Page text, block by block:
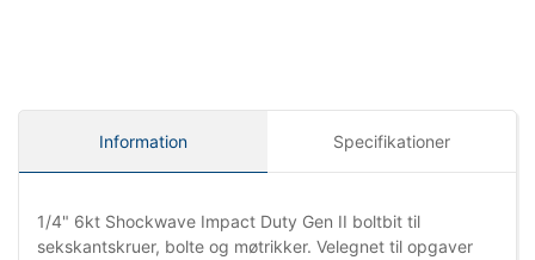
Information Specifikationer
1/4" 6kt Shockwave Impact Duty Gen II boltbit til
sekskantskruer, bolte og møtrikker. Velegnet til opgaver